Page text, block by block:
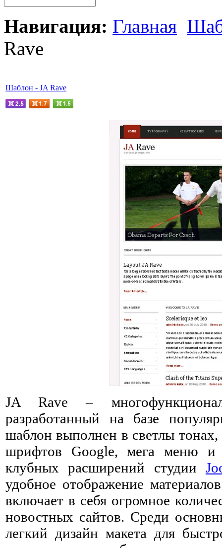
Навигация: Главная
Rave
Шаблон - JA Rave
JA Rave –
разработанный на базе
шаблон выполнен в светлы
шрифтов Google, мега меню и
клубных расширений студии
удобное отображение
включает в себя огромное
новостных сайтов. Среди
легкий дизайн макета для